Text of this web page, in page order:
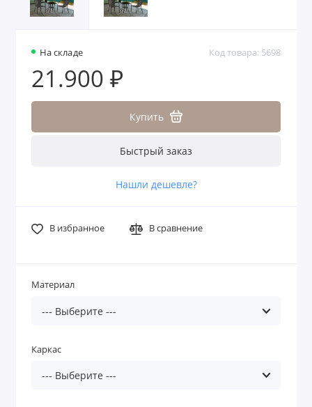
На складе Код товара: 5698
21.900 ₽
Купить
Быстрый заказ
Нашли дешевле?
В избранное В сравнение
Материал
Каркас